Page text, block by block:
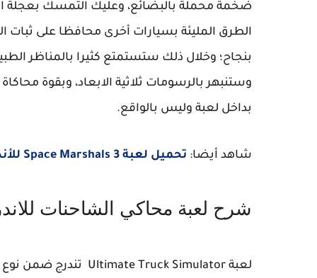
ضخمة محملة بالبضائع، وعليك التمسك بعجلة
الطرق المليئة بسيارات أخرى محافظا على ثبات
بنجاح؛ وخلال ذلك ستستمتع كثيرا بالمناظر
وستنبهر بالرسومات ثلاثية الابعاد، وبقوة
بداخل لعبة وليس بالواقع.
شاهد أيضا: تحميل لعبة Space Marshals 3 للأندرويد والايفون مجانا
شرح لعبة محاكي الشاحنات
لعبة Ultimate Truck Simulator تندرج ضمن نوع